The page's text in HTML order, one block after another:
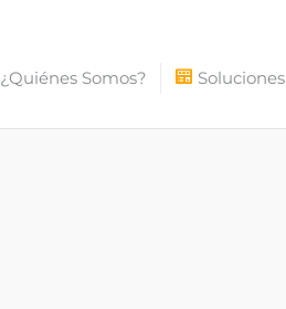
¿Quiénes Somos? Soluciones